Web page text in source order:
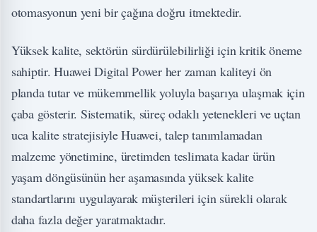
otomasyonun yeni bir çağına doğru itmektedir.
Yüksek kalite, sektörün sürdürülebilirliği için kritik öneme
sahiptir. Huawei Digital Power her zaman kaliteyi ön
planda tutar ve mükemmellik yoluyla başarıya ulaşmak için
çaba gösterir. Sistematik, süreç odaklı yetenekleri ve uçtan
uca kalite stratejisiyle Huawei, talep tanımlamadan
malzeme yönetimine, üretimden teslimata kadar ürün
yaşam döngüsünün her aşamasında yüksek kalite
standartlarını uygulayarak müşterileri için sürekli olarak
daha fazla değer yaratmaktadır.